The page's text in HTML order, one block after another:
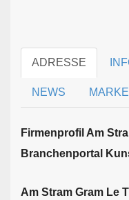
ADRESSE
NEWS
Firmen­profil Am
Branchen­portal
Am Stram Gram Le